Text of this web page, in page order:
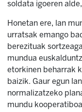
soldata igoeren
Honetan ere, lan
urratsak emango
berezituak
mundua
etorkinen beharrak
baizik. Gaur egun
normalizatzeko
mundu